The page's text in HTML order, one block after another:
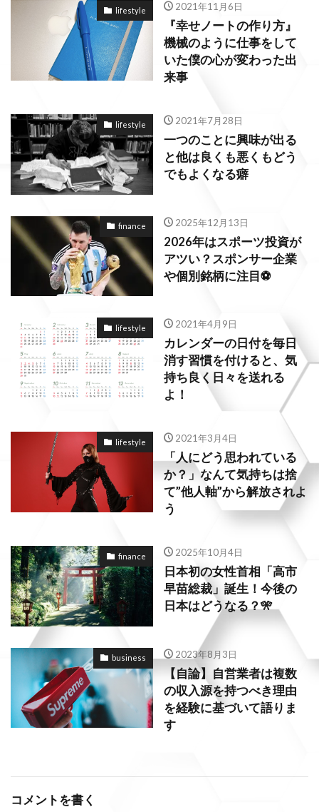
lifestyle 2021年11月6日
『幸せノートの作り方』
機械のように仕事をして
いた僕の心が変わった出
来事
lifestyle 2021年7月28日
一つのことに興味が出る
と他は良くも悪くもどう
でもよくなる癖
finance 2025年12月13日
2026年はスポーツ投資が
アツい？スポンサー企業
や個別銘柄に注目⚽
lifestyle 2021年4月9日
カレンダーの日付を毎日
消す習慣を付けると、気
持ち良く日々を送れる
よ！
lifestyle 2021年3月4日
「人にどう思われている
か？」なんて気持ちは捨
て”他人軸”から解放されよ
う
finance 2025年10月4日
日本初の女性首相「高市
早苗総裁」誕生！今後の
日本はどうなる？🎌
business 2023年8月3日
【自論】自営業者は複数
の収入源を持つべき理由
を経験に基づいて語りま
す
コメントを書く